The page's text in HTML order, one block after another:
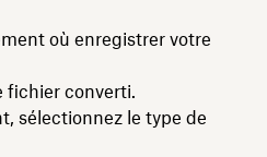
où enregistrer votre
fichier converti.
sélectionnez le type de